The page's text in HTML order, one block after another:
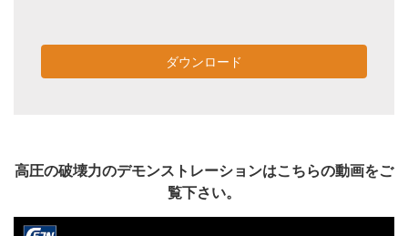
ダウンロード
高圧の破壊力のデモンストレーションはこちらの動画をご
覧下さい。